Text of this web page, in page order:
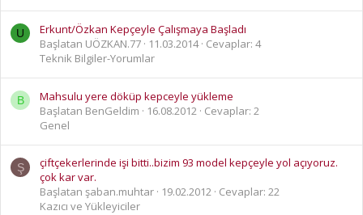
U
Erkunt/Özkan Kepçeyle Çalışmaya Başladı
Başlatan UÖZKAN.77
11.03.2014 Cevaplar: 4
Teknik Bilgiler-Yorumlar
B
Mahsulu yere döküp kepceyle yükleme
Başlatan BenGeldim
16.08.2012
Cevaplar: 2
Genel
Ş
çiftçekerlerinde işi bitti..bizim 93 model kepçeyle yol açıyoruz.
çok kar var.
Başlatan şaban.muhtar
19.02.2012 Cevaplar: 22
Kazıcı ve Yükleyiciler